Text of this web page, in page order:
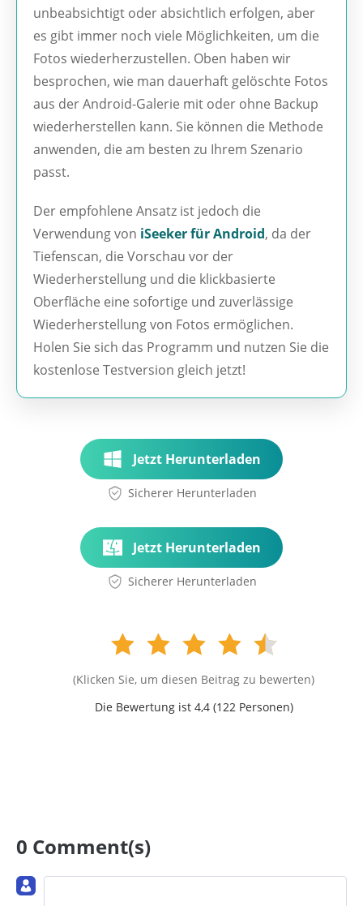
unbeabsichtigt oder absichtlich erfolgen, aber
es gibt immer noch viele Möglichkeiten, um die
Fotos wiederherzustellen. Oben haben wir
besprochen, wie man dauerhaft gelöschte Fotos
aus der Android-Galerie mit oder ohne Backup
wiederherstellen kann. Sie können die Methode
anwenden, die am besten zu Ihrem Szenario
passt.
Der empfohlene Ansatz ist jedoch die
Verwendung von iSeeker für Android, da der
Tiefenscan, die Vorschau vor der
Wiederherstellung und die klickbasierte
Oberfläche eine sofortige und zuverlässige
Wiederherstellung von Fotos ermöglichen.
Holen Sie sich das Programm und nutzen Sie die
kostenlose Testversion gleich jetzt!
Jetzt Herunterladen
Sicherer Herunterladen
Jetzt Herunterladen
Sicherer Herunterladen
(Klicken Sie, um diesen Beitrag zu bewerten)
Die Bewertung ist 4,4 (122 Personen)
0 Comment(s)